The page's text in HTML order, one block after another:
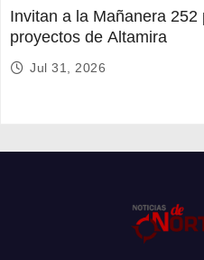
Invitan a la Mañanera
proyectos de Altamira
Jul 31, 2026